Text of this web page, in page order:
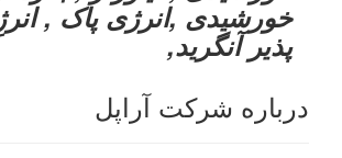
خورشیدی ,انرژی پاک ,
پذیر آنگرید,
درباره شرکت آراپل